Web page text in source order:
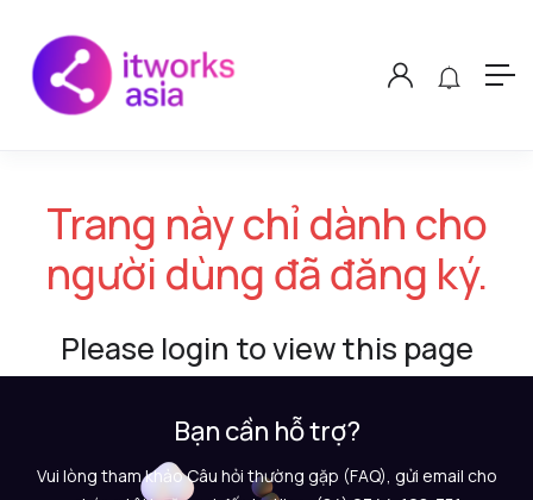
Trang này chỉ dành cho
người dùng đã đăng ký.
Please login to view this page
Bạn cần hỗ trợ?
Vui lòng tham khảo Câu hỏi thường gặp (FAQ), gửi email cho